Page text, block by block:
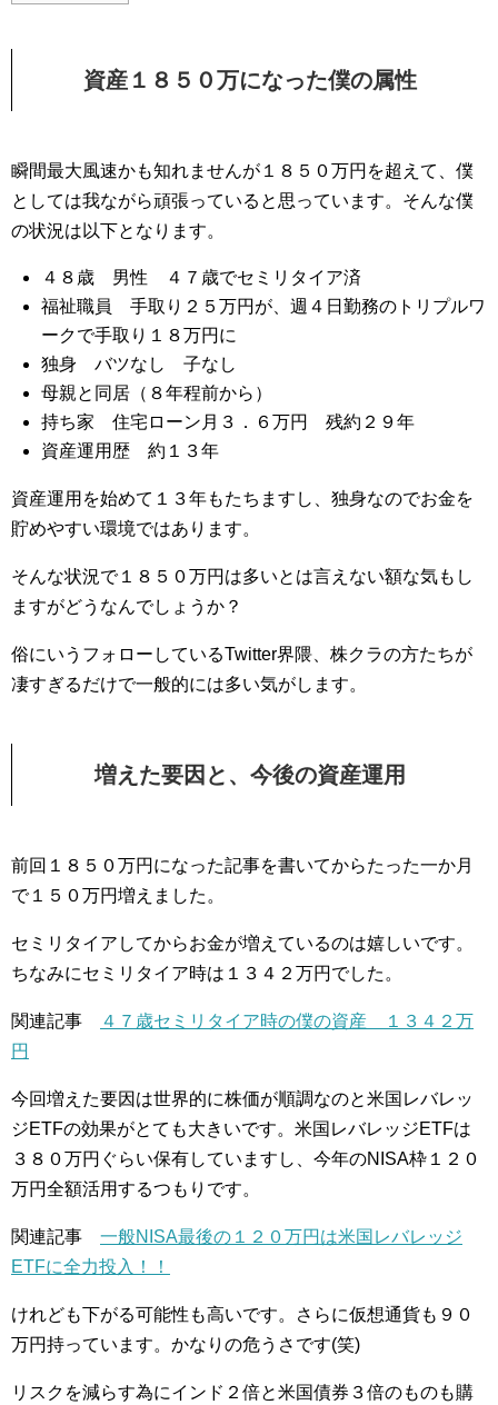
資産１８５０万になった僕の属性
瞬間最大風速かも知れませんが１８５０万円を超えて、僕
としては我ながら頑張っていると思っています。そんな僕
の状況は以下となります。
４８歳 男性 ４７歳でセミリタイア済
福祉職員 手取り２５万円が、週４日勤務のトリプルワ
ークで手取り１８万円に
独身 バツなし 子なし
母親と同居（８年程前から）
持ち家 住宅ローン月３．６万円 残約２９年
資産運用歴 約１３年
資産運用を始めて１３年もたちますし、独身なのでお金を
貯めやすい環境ではあります。
そんな状況で１８５０万円は多いとは言えない額な気もし
ますがどうなんでしょうか？
俗にいうフォローしているTwitter界隈、株クラの方たちが
凄すぎるだけで一般的には多い気がします。
増えた要因と、今後の資産運用
前回１８５０万円になった記事を書いてからたった一か月
で１５０万円増えました。
セミリタイアしてからお金が増えているのは嬉しいです。
ちなみにセミリタイア時は１３４２万円でした。
関連記事
４７歳セミリタイア時の僕の資産 １３４２万
円
今回増えた要因は世界的に株価が順調なのと米国レバレッ
ジETFの効果がとても大きいです。米国レバレッジETFは
３８０万円ぐらい保有していますし、今年のNISA枠１２０
万円全額活用するつもりです。
関連記事 一般NISA最後の１２０万円は米国レバレッジ
ETFに全力投入！！
けれども下がる可能性も高いです。さらに仮想通貨も９０
万円持っています。かなりの危うさです(笑)
リスクを減らす為にインド２倍と米国債券３倍のものも購